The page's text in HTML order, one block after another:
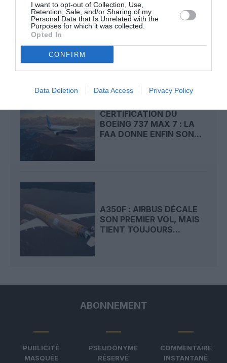
I want to opt-out of Collection, Use,
Retention, Sale, and/or Sharing of my
Personal Data that Is Unrelated with the
Purposes for which it was collected.
Opted In
CONFIRM
Data Deletion Data Access Privacy Policy
AIRBUS FAIT VIBRER
L’A350F AVANT SON
CERTIFICATION DU
BOEING 737 MAX 7 : LA
FAA DONNE ENFIN SON...
A350F : AIRBUS DÉCALE
SON PREMIER VOL, MAIS
TIENT TOUJOURS...
ABONNEMENT
PUBLICITÉ
MASQUÉE
PSEUDONYME
RÉSERVÉ
COMMENTAIRE
INSTANTANÉ